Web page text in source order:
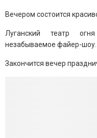
Вечером состоится
Луганский театр
незабываемое файер-шоу.
Закончится вечер